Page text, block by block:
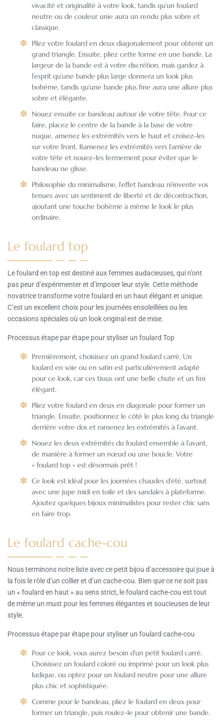
vivacité et originalité à votre look, tandis qu’un foulard
neutre ou de couleur unie aura un rendu plus sobre et
classique.
Pliez votre foulard en deux diagonalement pour obtenir un
grand triangle. Ensuite, pliez cette forme en une bande. La
largeur de la bande est à votre discrétion, mais gardez à
l’esprit qu’une bande plus large donnera un look plus
bohème, tandis qu’une bande plus fine aura une allure plus
sobre et élégante.
Nouez ensuite ce bandeau autour de votre tête. Pour ce
faire, placez le centre de la bande à la base de votre
nuque, amenez les extrémités vers le haut et croisez-les
sur votre front. Ramenez les extrémités vers l’arrière de
votre tête et nouez-les fermement pour éviter que le
bandeau ne glisse.
Philosophie du minimalisme, l’effet bandeau réinvente vos
tenues avec un sentiment de liberté et de décontraction,
ajoutant une touche bohème à même le look le plus
ordinaire.
Le foulard top
Le foulard en top est destiné aux femmes audacieuses, qui n’ont
pas peur d’expérimenter et d’imposer leur style. Cette méthode
novatrice transforme votre foulard en un haut élégant et unique.
C’est un excellent choix pour les journées ensoleillées ou les
occasions spéciales où un look original est de mise.
Processus étape par étape pour styliser un foulard Top
Premièrement, choisissez un grand foulard carré. Un
foulard en soie ou en satin est particulièrement adapté
pour ce look, car ces tissus ont une belle chute et un fini
élégant.
Pliez votre foulard en deux en diagonale pour former un
triangle. Ensuite, positionnez le côté le plus long du triangle
derrière votre dos et ramenez les extrémités à l’avant.
Nouez les deux extrémités du foulard ensemble à l’avant,
de manière à former un nœud ou une boucle. Votre
« foulard top » est désormais prêt !
Ce look est idéal pour les journées chaudes d’été, surtout
avec une jupe midi en toile et des sandales à plateforme.
Ajoutez quelques bijoux minimalistes pour rester chic sans
en faire trop.
Le foulard cache-cou
Nous terminons notre liste avec ce petit bijou d’accessoire qui joue à
la fois le rôle d’un collier et d’un cache-cou. Bien que ce ne soit pas
un « foulard en haut » au sens strict, le foulard cache-cou est tout
de même un must pour les femmes élégantes et soucieuses de leur
style.
Processus étape par étape pour styliser un foulard cache-cou
Pour ce look, vous aurez besoin d’un petit foulard carré.
Choisissez un foulard coloré ou imprimé pour un look plus
ludique, ou optez pour un foulard neutre pour une allure
plus chic et sophistiquée.
Comme pour le bandeau, pliez le foulard en deux pour
former un triangle, puis roulez-le pour obtenir une bande.